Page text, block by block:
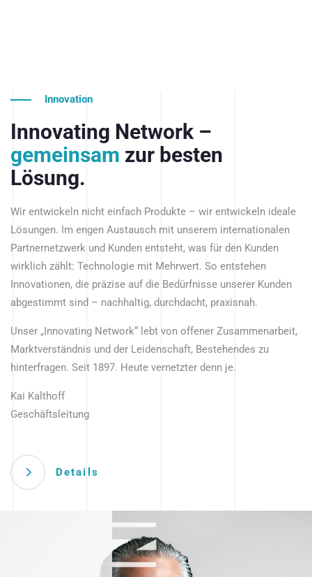
Innovation
Innovating Network –
gemeinsam zur besten
Lösung.
Wir entwickeln nicht einfach Produkte – wir entwickeln ideale
Lösungen. Im engen Austausch mit unserem internationalen
Partnernetzwerk und Kunden entsteht, was für den Kunden
wirklich zählt: Technologie mit Mehrwert. So entstehen
Innovationen, die präzise auf die Bedürfnisse unserer Kunden
abgestimmt sind – nachhaltig, durchdacht, praxisnah.
Unser „Innovating Network“ lebt von offener Zusammenarbeit,
Marktverständnis und der Leidenschaft, Bestehendes zu
hinterfragen. Seit 1897. Heute vernetzter denn je.
Kai Kalthoff
Geschäftsleitung
Details